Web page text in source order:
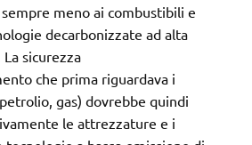
meno ai combustibili e
decarbonizzate ad alta
sicurezza
che prima riguardava i
gas) dovrebbe quindi
le attrezzature e i